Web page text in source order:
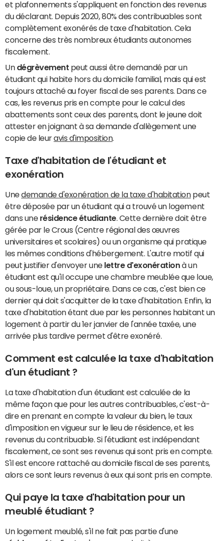
et plafonnements s'appliquent en fonction des revenus
du déclarant. Depuis 2020, 80% des contribuables sont
complètement exonérés de taxe d'habitation. Cela
concerne des très nombreux étudiants autonomes
fiscalement.
Un dégrèvement peut aussi être demandé par un
étudiant qui habite hors du domicile familial, mais qui est
toujours attaché au foyer fiscal de ses parents. Dans ce
cas, les revenus pris en compte pour le calcul des
abattements sont ceux des parents, dont le jeune doit
attester en joignant à sa demande d'allègement une
copie de leuravis d'imposition.
Taxe d'habitation de l'étudiant et
exonération
Unedemande d'exonération de la taxe d'habitationpeut
être déposée par un étudiant qui a trouvé un logement
dans une résidence étudiante. Cette dernière doit être
gérée par le Crous (Centre régional des œuvres
universitaires et scolaires) ou un organisme qui pratique
les mêmes conditions d'hébergement. L'autre motif qui
peut justifier d'envoyer une lettre d'exonérationà un
étudiant est qu'il occupe une chambre meublée que loue,
ou sous-loue, un propriétaire. Dans ce cas, c'est bien ce
dernier qui doit s'acquitter de la taxe d'habitation. Enfin, la
taxe d'habitation étant due par les personnes habitant un
logement à partir du 1er janvier de l'année taxée, une
arrivée plus tardive permet d'être exonéré.
Comment est calculée la taxe d'habitation
d'un étudiant ?
La taxe d'habitation d'un étudiant est calculée de la
même façon que pour les autres contribuables, c'est-à-
dire en prenant en compte la valeur du bien, le taux
d'imposition en vigueur sur le lieu de résidence, et les
revenus du contribuable. Si l'étudiant est indépendant
fiscalement, ce sont ses revenus qui sont pris en compte.
S'il est encore rattaché au domicile fiscal de ses parents,
alors ce sont leurs revenus à eux qui sont pris en compte.
Qui paye la taxe d'habitation pour un
meublé étudiant ?
Un logement meublé, s'il ne fait pas partie d'une